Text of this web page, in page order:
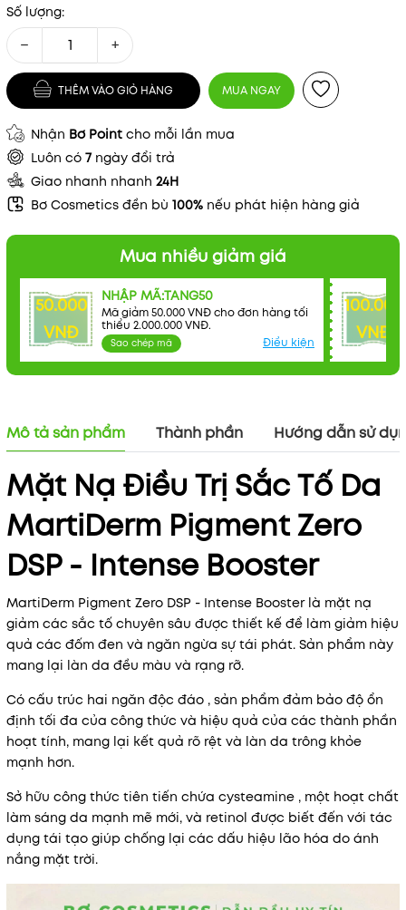
Số lượng:
− +
THÊM VÀO GIỎ HÀNG MUA NGAY
Nhận Bơ Point cho mỗi lần mua
Luôn có 7 ngày đổi trả
Giao nhanh nhanh 24H
Bơ Cosmetics đền bù 100% nếu phát hiện hàng giả
Mua nhiều giảm giá
50.000
VNĐ
NHẬP MÃ:TANG50
Mã giảm 50.000 VNĐ cho đơn hàng tối
thiểu 2.000.000 VNĐ.
Sao chép mã Điều kiện
100.000
VNĐ
Mã khuyến mãi:
Mô tả sản phẩm Thành phần Hướng dẫn sử
Mặt Nạ Điều Trị Sắc Tố Da
MartiDerm Pigment Zero
DSP - Intense Booster
MartiDerm Pigment Zero DSP - Intense Booster là mặt nạ
giảm các sắc tố chuyên sâu được thiết kế để làm giảm hiệu
quả các đốm đen và ngăn ngừa sự tái phát. Sản phẩm này
mang lại làn da đều màu và rạng rỡ.
Có cấu trúc hai ngăn độc đáo , sản phẩm đảm bảo độ ổn
định tối đa của công thức và hiệu quả của các thành phần
hoạt tính, mang lại kết quả rõ rệt và làn da trông khỏe
mạnh hơn.
Sở hữu công thức tiên tiến chứa cysteamine , một hoạt chất
làm sáng da mạnh mẽ mới, và retinol được biết đến với tác
dụng tái tạo giúp chống lại các dấu hiệu lão hóa do ánh
nắng mặt trời.